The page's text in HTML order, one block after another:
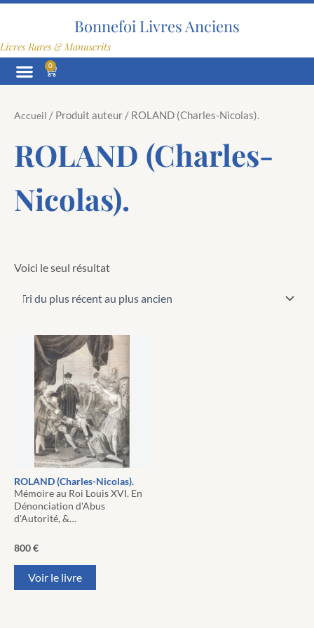
Aller
Bonnefoi Livres Anciens
Livres Rares & Manuscrits
0
Panier
Accueil / Produit auteur / ROLAND (Charles-Nicolas).
ROLAND (Charles-
Nicolas).
Voici le seul résultat
ROLAND (Charles-Nicolas).
Mémoire au Roi Louis XVI. En
Dénonciation d'Abus
d'Autorité, &…
800€
Voir le livre